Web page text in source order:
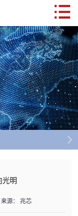
光明
来源： 兆芯